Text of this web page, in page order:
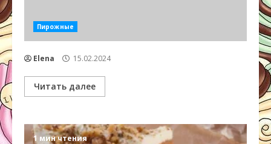
Пирожные
Elena 15.02.2024
Читать далее
1 мин чтения